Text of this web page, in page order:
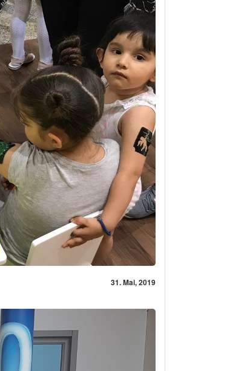
31. Mai, 2019